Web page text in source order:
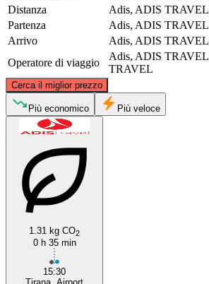
Distanza
Adis, ADIS TRAVEL
Partenza
Adis, ADIS TRAVEL
Arrivo
Adis, ADIS TRAVEL
Operatore di viaggio
Adis, ADIS TRAVEL
TRAVEL
Cerca il miglior prezzo
Durrës
Più economico Più veloce
1.31 kg CO2
0 h 35 min
15:30